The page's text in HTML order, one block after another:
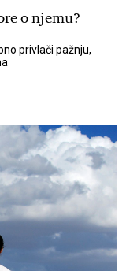
o njemu?
privlači pažnju,